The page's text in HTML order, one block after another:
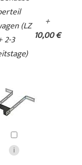
(LZ
2-3
+
10,00 €